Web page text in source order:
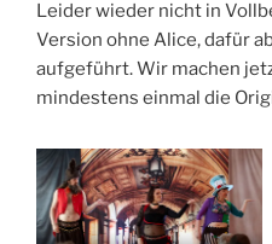
Leider wieder nicht in
Version ohne Alice, dafür
aufgeführt. Wir machen
mindestens einmal die